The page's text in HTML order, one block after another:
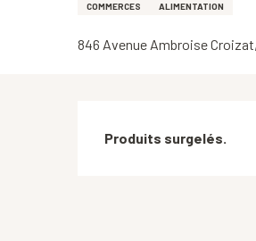
COMMERCES ALIMENTATION
846 Avenue Ambroise
Description
Produits surgelés.